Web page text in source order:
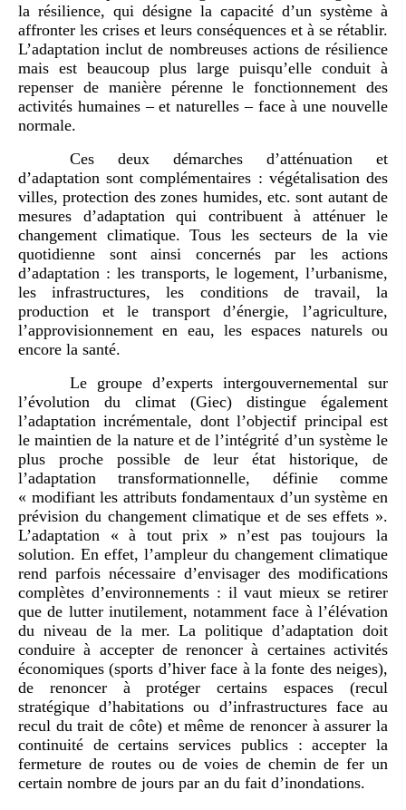
la résilience, qui désigne la capacité d’un système à
affronter les crises et leurs conséquences et à se rétablir.
L’adaptation inclut de nombreuses actions de résilience
mais est beaucoup plus large puisqu’elle conduit à
repenser de manière pérenne le fonctionnement des
activités humaines – et naturelles – face à une nouvelle
normale.
Ces deux démarches d’atténuation et
d’adaptation sont complémentaires : végétalisation des
villes, protection des zones humides, etc. sont autant de
mesures d’adaptation qui contribuent à atténuer le
changement climatique. Tous les secteurs de la vie
quotidienne sont ainsi concernés par les actions
d’adaptation : les transports, le logement, l’urbanisme,
les infrastructures, les conditions de travail, la
production et le transport d’énergie, l’agriculture,
l’approvisionnement en eau, les espaces naturels ou
encore la santé.
Le groupe d’experts intergouvernemental sur
l’évolution du climat (Giec) distingue également
l’adaptation incrémentale, dont l’objectif principal est
le maintien de la nature et de l’intégrité d’un système le
plus proche possible de leur état historique, de
l’adaptation transformationnelle, définie comme
« modifiant les attributs fondamentaux d’un système en
prévision du changement climatique et de ses effets ».
L’adaptation « à tout prix » n’est pas toujours la
solution. En effet, l’ampleur du changement climatique
rend parfois nécessaire d’envisager des modifications
complètes d’environnements : il vaut mieux se retirer
que de lutter inutilement, notamment face à l’élévation
du niveau de la mer. La politique d’adaptation doit
conduire à accepter de renoncer à certaines activités
économiques (sports d’hiver face à la fonte des neiges),
de renoncer à protéger certains espaces (recul
stratégique d’habitations ou d’infrastructures face au
recul du trait de côte) et même de renoncer à assurer la
continuité de certains services publics : accepter la
fermeture de routes ou de voies de chemin de fer un
certain nombre de jours par an du fait d’inondations.